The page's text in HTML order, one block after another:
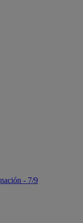
- 7/9